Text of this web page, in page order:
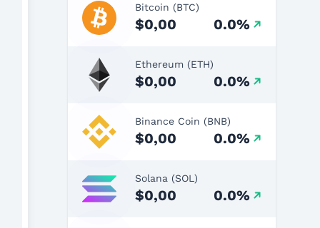
Bitcoin (BTC)
$0,00 0.0%
Ethereum (ETH)
$0,00 0.0%
Binance Coin (BNB)
$0,00 0.0%
Solana (SOL)
$0,00 0.0%